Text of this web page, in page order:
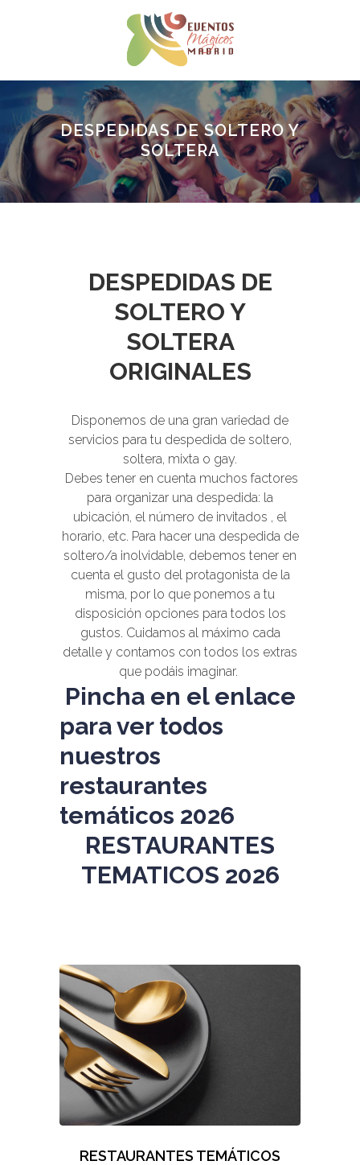
DESPEDIDAS DE SOLTERO Y
SOLTERA
DESPEDIDAS DE
SOLTERO Y
SOLTERA
ORIGINALES
Disponemos de una gran variedad de
servicios para tu despedida de soltero,
soltera, mixta o gay.
Debes tener en cuenta muchos factores
para organizar una despedida: la
ubicación, el número de invitados , el
horario, etc. Para hacer una despedida de
soltero/a inolvidable, debemos tener en
cuenta el gusto del protagonista de la
misma, por lo que ponemos a tu
disposición opciones para todos los
gustos. Cuidamos al máximo cada
detalle y contamos con todos los extras
que podáis imaginar.
Pincha en el enlace
para ver todos
nuestros
restaurantes
temáticos 2026
RESTAURANTES
TEMATICOS 2026
RESTAURANTES TEMÁTICOS